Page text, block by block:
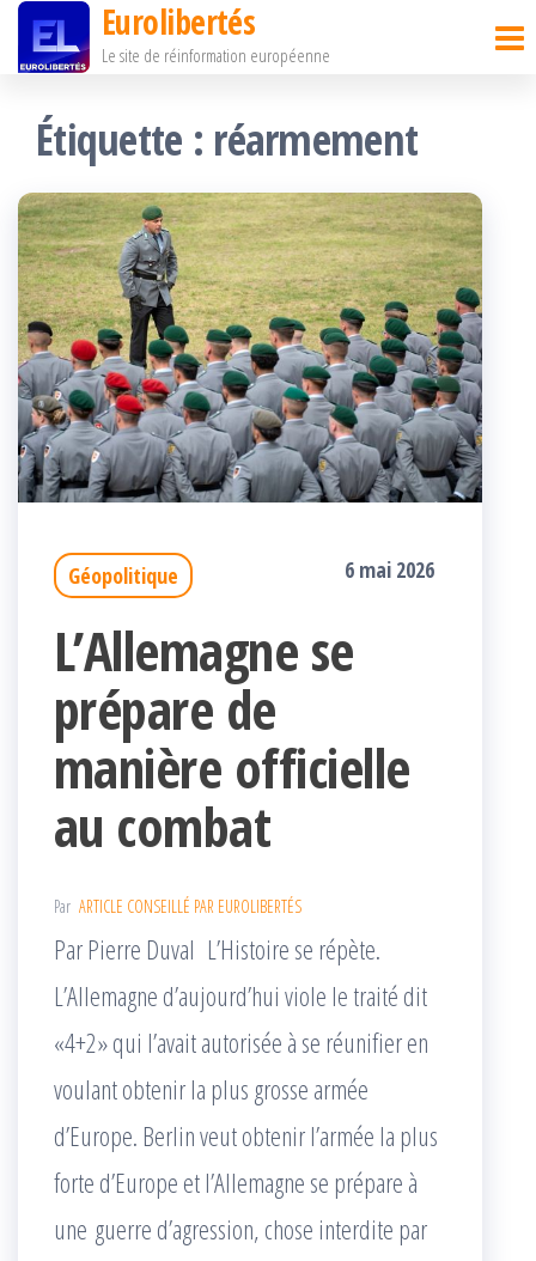
Passer
contenu
Eurolibertés
Le site de réinformation européenne
Étiquette : réarmement
Géopolitique 6 mai 2026
L’Allemagne se
prépare de
manière officielle
au combat
Par ARTICLE CONSEILLÉ PAR EUROLIBERTÉS
Par Pierre Duval L’Histoire se répète.
L’Allemagne d’aujourd’hui viole le traité dit
«4+2» qui l’avait autorisée à se réunifier en
voulant obtenir la plus grosse armée
d’Europe. Berlin veut obtenir l’armée la plus
forte d’Europe et l’Allemagne se prépare à
une guerre d’agression, chose interdite par